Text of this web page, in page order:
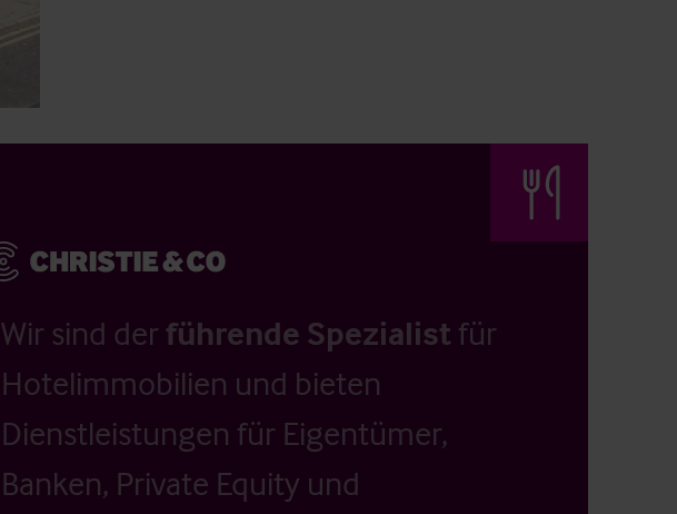
Wir sind der führende Spezialistfür
Hotelimmobilien und bieten
Dienstleistungen für Eigentümer,
Banken, Private Equity und